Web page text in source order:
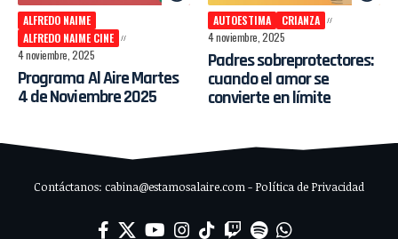
ALFREDO NAIME
ALFREDO NAIME CINE
4 noviembre, 2025
Programa Al Aire Martes
4 de Noviembre 2025
AUTOESTIMA
CRIANZA
4 noviembre, 2025
Padres sobreprotectores:
cuando el amor se
convierte en límite
Contáctanos: cabina@estamosalaire.com - Política de Privacidad